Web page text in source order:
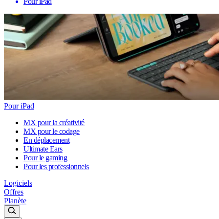
Pour iPad
MX pour la créativité
MX pour le codage
En déplacement
Ultimate Ears
Pour le gaming
Pour les professionnels
Logiciels
Offres
Planète